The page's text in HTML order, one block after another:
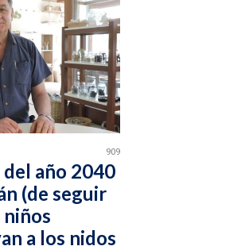
909
año 2040
(de seguir
a los nidos